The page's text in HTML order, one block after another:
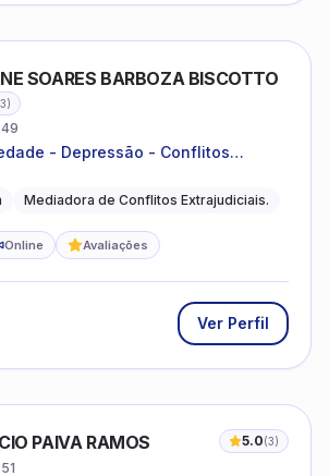
SOARES BARBOZA BISCOTTO
3)
- Depressão - Conflitos
- Autoestima -
Mediadora de Conflitos Extrajudiciais.
Online Avaliações
Ver Perfil
PAIVA RAMOS 5.0(3)